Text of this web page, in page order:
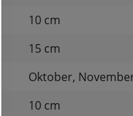
10 cm
15 cm
Oktober,
10 cm